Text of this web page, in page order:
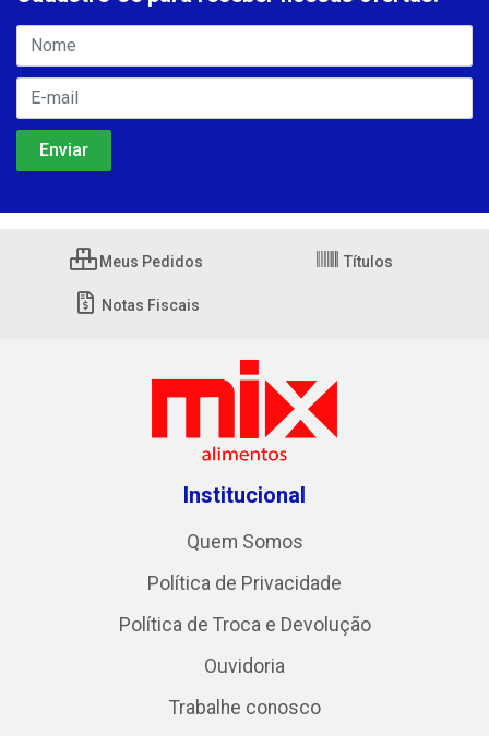
Meus Pedidos Títulos
Notas Fiscais
Institucional
Quem Somos
Política de Privacidade
Política de Troca e Devolução
Ouvidoria
Trabalhe conosco